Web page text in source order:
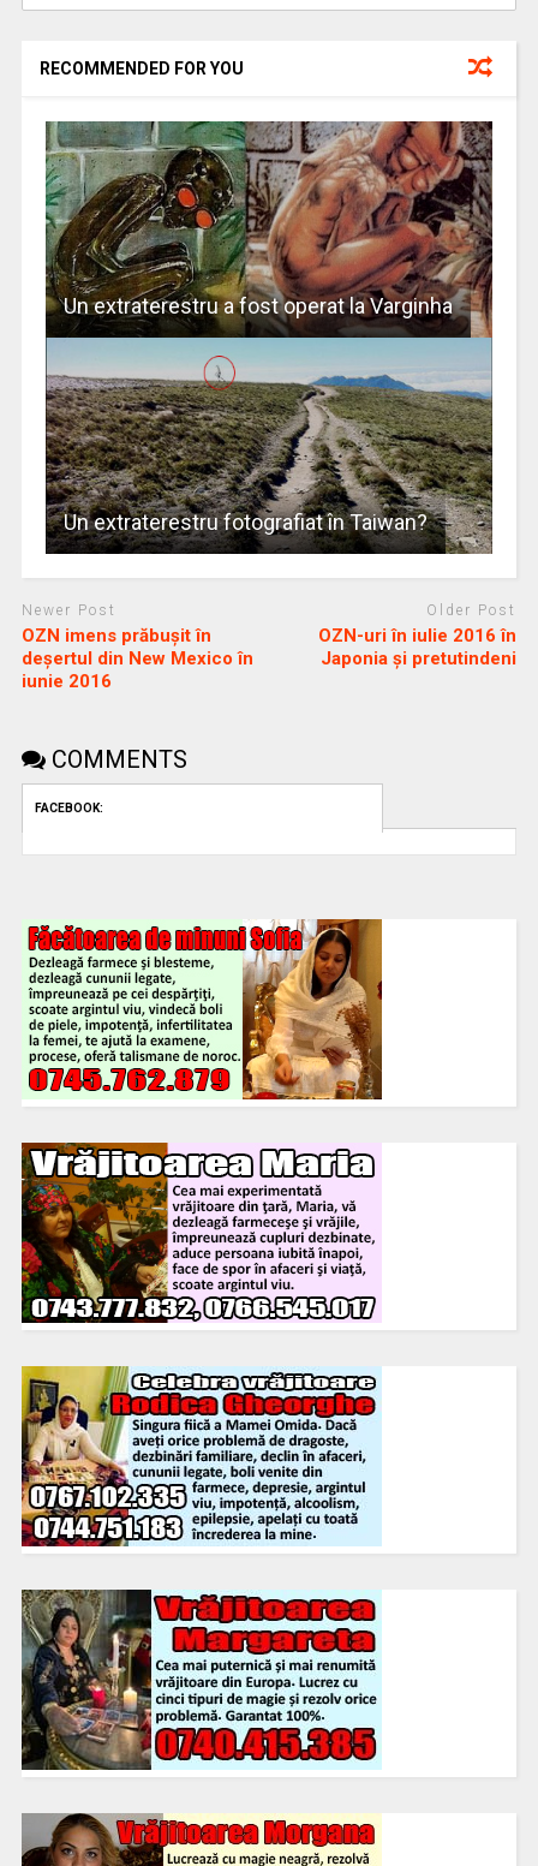
RECOMMENDED FOR YOU
Un extraterestru a fost operat la Varginha
Un extraterestru fotografiat în Taiwan?
Newer Post
OZN imens prăbuşit în
deşertul din New Mexico în
iunie 2016
Older Post
OZN-uri în iulie 2016 în
Japonia şi pretutindeni
COMMENTS
FACEBOOK: